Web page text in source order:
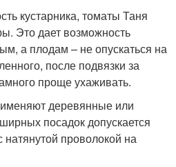
кустарника, томаты Таня
Это дает возможность
а плодам – не опускаться на
после подвязки за
проще ухаживать.
деревянные или
посадок допускается
проволокой на